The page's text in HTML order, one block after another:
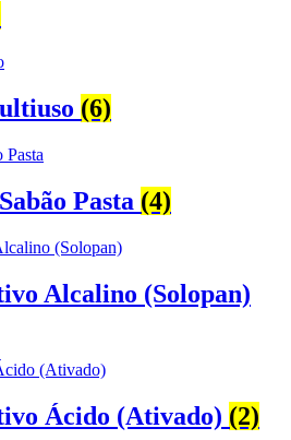
(6)
Pasta (4)
Alcalino (Solopan)
Ácido (Ativado) (2)